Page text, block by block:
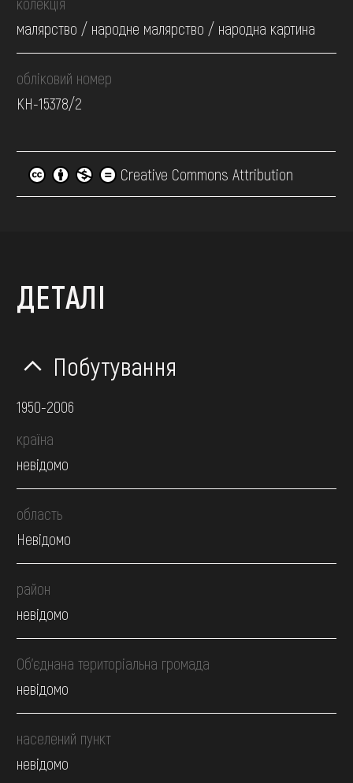
малярство / народне малярство / народна картина
обліковий номер
КН-15378/2
Creative Commons Attribution
ДЕТАЛІ
Побутування
1950-2006
країна
невідомо
область
Невідомо
район
невідомо
Об’єднана територіальна громада
невідомо
населений пункт
невідомо